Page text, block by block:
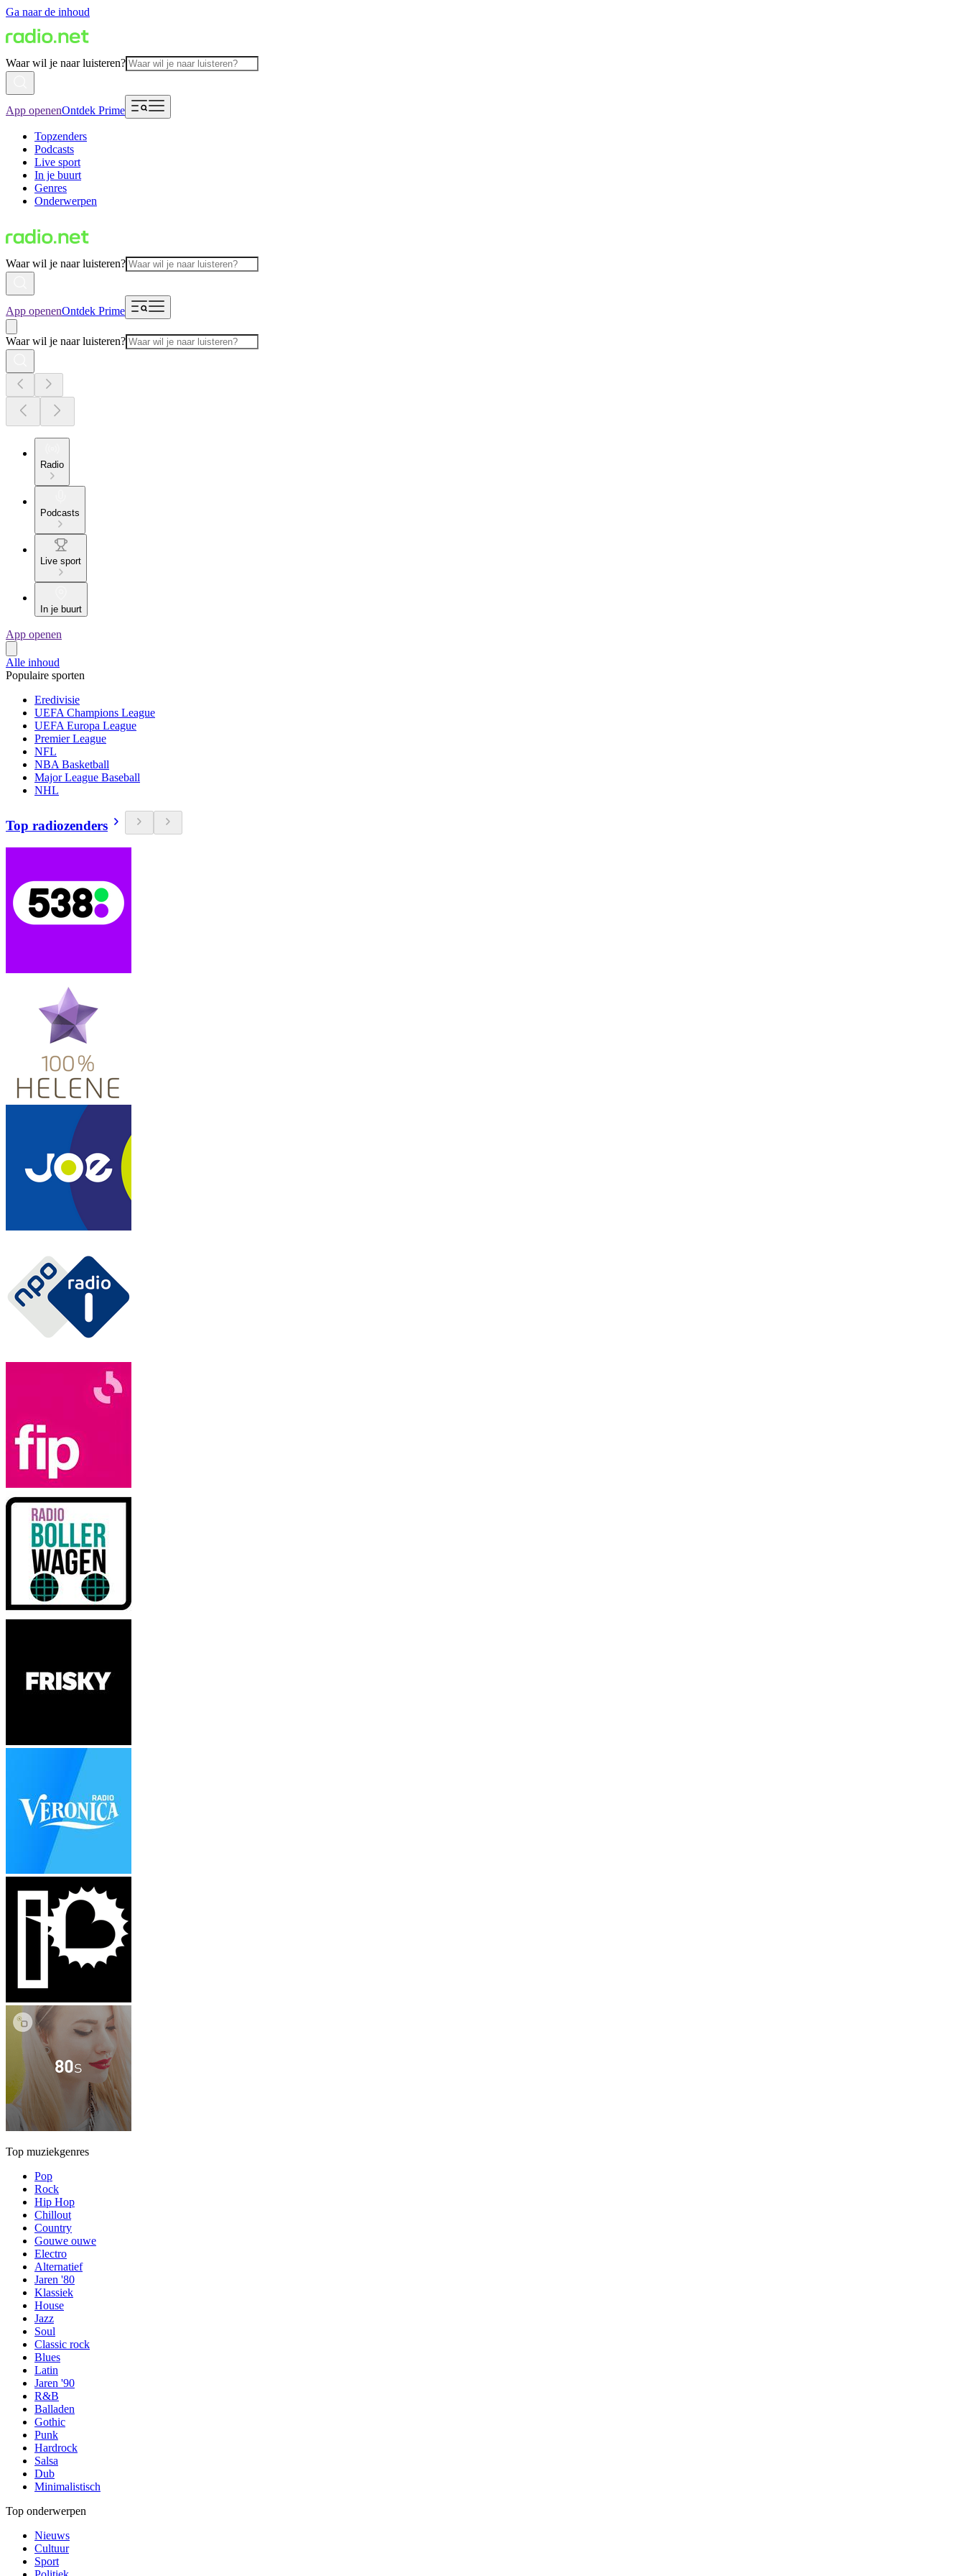
Ga naar de inhoud
Waar wil je naar luisteren?
App openenOntdek Prime
Topzenders
Podcasts
Live sport
In je buurt
Genres
Onderwerpen
Waar wil je naar luisteren?
App openenOntdek Prime
Waar wil je naar luisteren?
Radio
Podcasts
Live sport
In je buurt
App openen
Alle inhoud
Populaire sporten
Eredivisie
UEFA Champions League
UEFA Europa League
Premier League
NFL
NBA Basketball
Major League Baseball
NHL
Top radiozenders
Top muziekgenres
Pop
Rock
Hip Hop
Chillout
Country
Gouwe ouwe
Electro
Alternatief
Jaren '80
Klassiek
House
Jazz
Soul
Classic rock
Blues
Latin
Jaren '90
R&B
Balladen
Gothic
Punk
Hardrock
Salsa
Dub
Minimalistisch
Top onderwerpen
Nieuws
Cultuur
Sport